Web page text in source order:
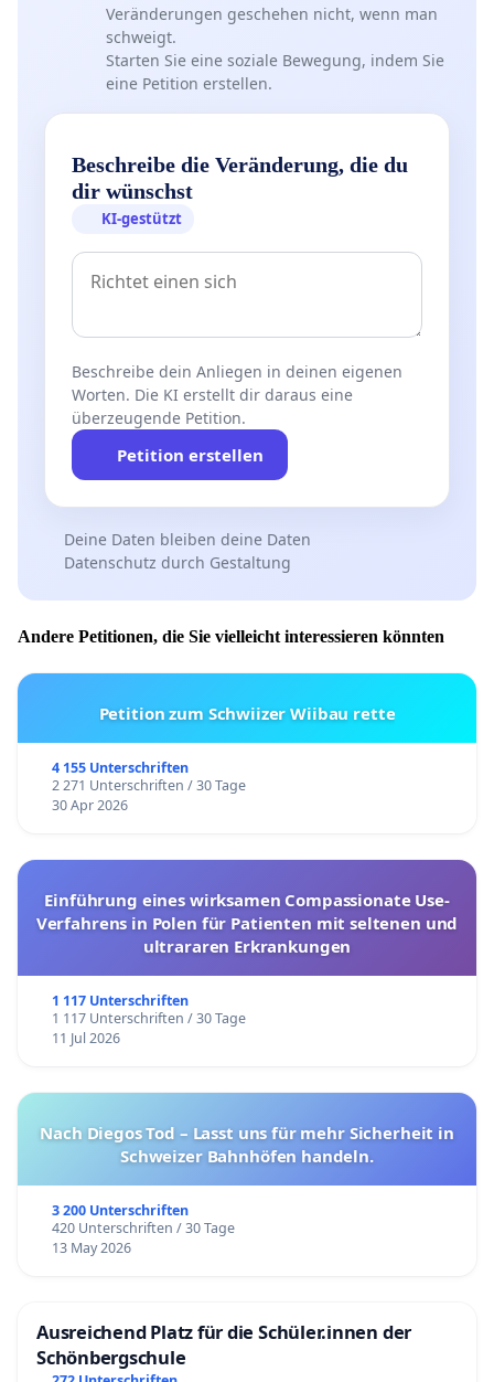
Veränderungen geschehen nicht, wenn man
schweigt.
Starten Sie eine soziale Bewegung, indem Sie
eine Petition erstellen.
Beschreibe die Veränderung, die du
dir wünschst
KI-gestützt
Beschreibe dein Anliegen in deinen eigenen
Worten. Die KI erstellt dir daraus eine
überzeugende Petition.
Petition erstellen
Deine Daten bleiben deine Daten
Datenschutz durch Gestaltung
Andere Petitionen, die Sie vielleicht interessieren könnten
Petition zum Schwiizer Wiibau rette
4 155 Unterschriften
2 271 Unterschriften / 30 Tage
30 Apr 2026
Einführung eines wirksamen Compassionate Use-
Verfahrens in Polen für Patienten mit seltenen und
ultrararen Erkrankungen
1 117 Unterschriften
1 117 Unterschriften / 30 Tage
11 Jul 2026
Nach Diegos Tod – Lasst uns für mehr Sicherheit in
Schweizer Bahnhöfen handeln.
3 200 Unterschriften
420 Unterschriften / 30 Tage
13 May 2026
Ausreichend Platz für die Schüler.innen der
Schönbergschule